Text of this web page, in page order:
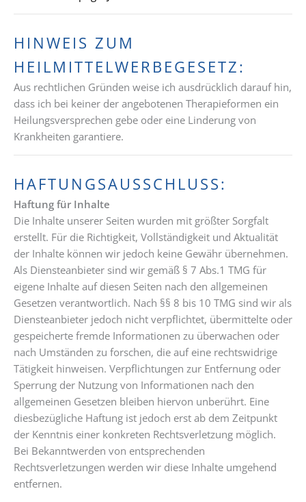
HINWEIS ZUM
HEILMITTELWERBEGESETZ:
Aus rechtlichen Gründen weise ich ausdrücklich darauf hin,
dass ich bei keiner der angebotenen Therapieformen ein
Heilungsversprechen gebe oder eine Linderung von
Krankheiten garantiere.
HAFTUNGSAUSSCHLUSS:
Haftung für Inhalte
Die Inhalte unserer Seiten wurden mit größter Sorgfalt
erstellt. Für die Richtigkeit, Vollständigkeit und Aktualität
der Inhalte können wir jedoch keine Gewähr übernehmen.
Als Diensteanbieter sind wir gemäß § 7 Abs.1 TMG für
eigene Inhalte auf diesen Seiten nach den allgemeinen
Gesetzen verantwortlich. Nach §§ 8 bis 10 TMG sind wir als
Diensteanbieter jedoch nicht verpflichtet, übermittelte oder
gespeicherte fremde Informationen zu überwachen oder
nach Umständen zu forschen, die auf eine rechtswidrige
Tätigkeit hinweisen. Verpflichtungen zur Entfernung oder
Sperrung der Nutzung von Informationen nach den
allgemeinen Gesetzen bleiben hiervon unberührt. Eine
diesbezügliche Haftung ist jedoch erst ab dem Zeitpunkt
der Kenntnis einer konkreten Rechtsverletzung möglich.
Bei Bekanntwerden von entsprechenden
Rechtsverletzungen werden wir diese Inhalte umgehend
entfernen.